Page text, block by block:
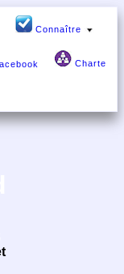
Connaître
Charte